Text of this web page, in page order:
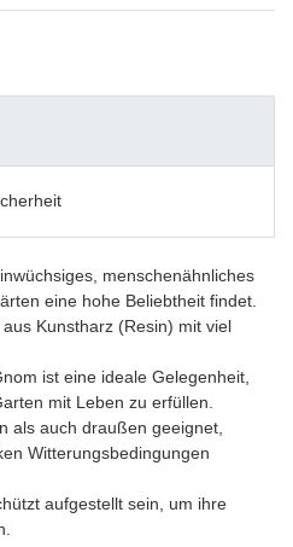
menschenähnliches
eine hohe Beliebtheit findet.
Kunstharz (Resin) mit viel
ist eine ideale Gelegenheit,
mit Leben zu erfüllen.
als auch draußen geeignet,
Witterungsbedingungen
aufgestellt sein, um ihre